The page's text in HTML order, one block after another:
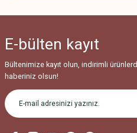
E-bülten kayıt
Bültenimize kayıt olun, indirimli
haberiniz olsun!